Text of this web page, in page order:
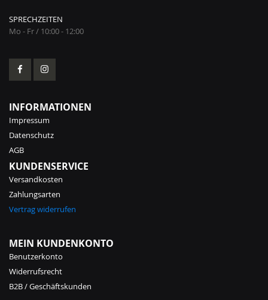
SPRECHZEITEN
Mo - Fr / 10:00 - 12:00
INFORMATIONEN
Impressum
Datenschutz
AGB
KUNDENSERVICE
Versandkosten
Zahlungsarten
Vertrag widerrufen
MEIN KUNDENKONTO
Benutzerkonto
Widerrufsrecht
B2B / Geschäftskunden